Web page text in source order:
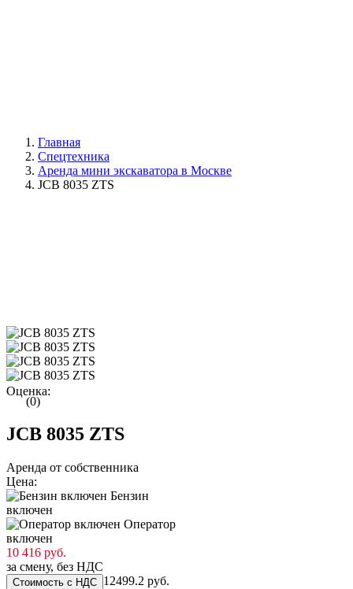
Главная
Спецтехника
Аренда мини экскаватора в Москве
JCB 8035 ZTS
Оценка:
(0)
JCB 8035 ZTS
Аренда от собственника
Цена:
Бензин
включен
Оператор
включен
10 416 руб.
за смену, без НДС
Стоимость с НДС 12499.2 руб.